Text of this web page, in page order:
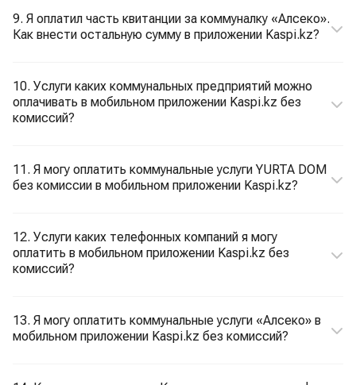
9. Я оплатил часть квитанции за коммуналку «Алсеко».
Как внести остальную сумму в приложении Kaspi.kz?
10. Услуги каких коммунальных предприятий можно
оплачивать в мобильном приложении Kaspi.kz без
комиссий?
11. Я могу оплатить коммунальные услуги YURTA DOM
без комиссии в мобильном приложении Kaspi.kz?
12. Услуги каких телефонных компаний я могу
оплатить в мобильном приложении Kaspi.kz без
комиссий?
13. Я могу оплатить коммунальные услуги «Алсеко» в
мобильном приложении Kaspi.kz без комиссий?